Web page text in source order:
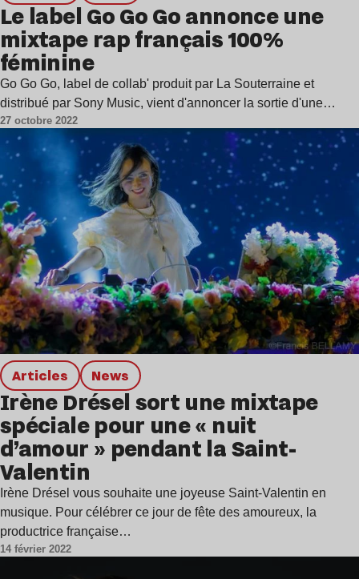
Le label Go Go Go annonce une
mixtape rap français 100%
féminine
Go Go Go, label de collab' produit par La Souterraine et
distribué par Sony Music, vient d'annoncer la sortie d'une…
27 octobre 2022
Articles news
Irène Drésel sort une mixtape
spéciale pour une « nuit
d’amour » pendant la Saint-
Valentin
Irène Drésel vous souhaite une joyeuse Saint-Valentin en
musique. Pour célébrer ce jour de fête des amoureux, la
productrice française…
14 février 2022